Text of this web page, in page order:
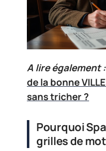
A lire également :
de la bonne
sans tricher ?
Pourquoi
grilles de